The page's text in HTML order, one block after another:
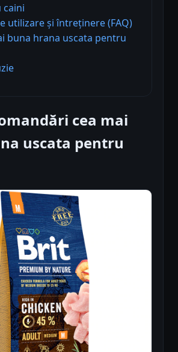
caini
utilizare și întreținere (FAQ)
buna hrana uscata pentru
cea mai
uscata pentru